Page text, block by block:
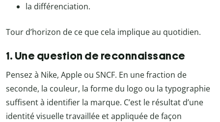
la différenciation.
Tour d’horizon de ce que cela implique au quotidien.
1. Une question de reconnaissance
Pensez à Nike, Apple ou SNCF. En une fraction de
seconde, la couleur, la forme du logo ou la typographie
suffisent à identifier la marque. C’est le résultat d’une
identité visuelle travaillée et appliquée de façon